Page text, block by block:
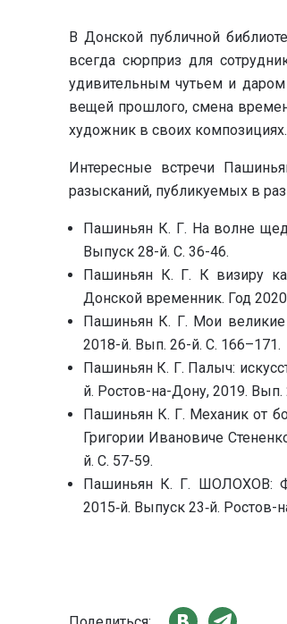
В Донской публичной
всегда сюрприз для
удивительным чутьем и
вещей прошлого, смена
художник в своих композициях.
Интересные встречи
разысканий, публикуемых в
Пашиньян К. Г. На волне
Выпуск 28-й. С. 36-46.
Пашиньян К. Г. К визиру
Донской временник. Год
Пашиньян К. Г. Мои
2018-й. Вып. 26-й. С. 166–171.
Пашиньян К. Г. Палыч:
й. Ростов-на-Дону, 2019. Вып.
Пашиньян К. Г. Механик от
Григории Ивановиче
й. С. 57-59.
Пашиньян К. Г. ШОЛОХОВ:
2015‑й. Выпуск 23‑й. Ростов-